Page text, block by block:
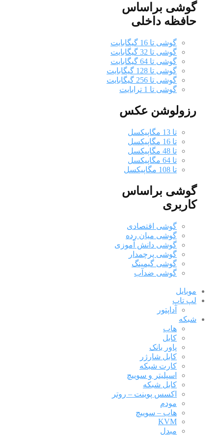
گوشی براساس
حافظه داخلی
گوشی تا 16 گیگابایت
گوشی تا 32 گیگابایت
گوشی تا 64 گیگابایت
گوشی تا 128 گیگابایت
گوشی تا 256 گیگابایت
گوشی تا 1 ترابایت
رزولوشن عکس
تا 13 مگاپیکسل
تا 16 مگاپیکسل
تا 48 مگاپیکسل
تا 64 مگاپیکسل
تا 108 مگاپیکسل
گوشی براساس
کاربری
گوشی اقتصادی
گوشی میان رده
گوشی دانش آموزی
گوشی پرچمدار
گوشی گیمینگ
گوشی ضدآب
موبایل
لپ تاپ
آداپتور
شبکه
هاب
کابل
پاور بانک
کابل شارژر
کارت شبکه
اسپلیتر و سوییچ
کابل شبکه
اکسس پوینت – روتر
مودم
هاب – سوییچ
KVM
مبدل